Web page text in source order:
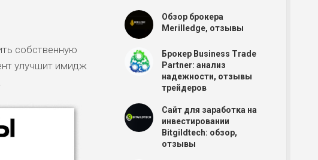
собственную
улучшит имидж
Обзор брокера
Merilledge, отзывы
Брокер Business Trade
Partner: анализ
надежности, отзывы
трейдеров
Сайт для заработка на
инвестировании
Bitgildtech: обзор,
отзывы